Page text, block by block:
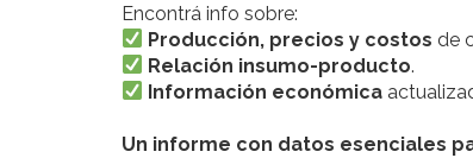
Encontrá info sobre:
Producción, precios y costos de
Relación insumo-producto.
Información económica
Un informe con datos esenciales